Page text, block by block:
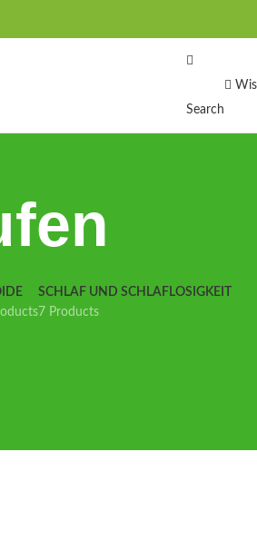
Search
SCHLAF UND SCHLAFLOSIGKEIT
7 Products